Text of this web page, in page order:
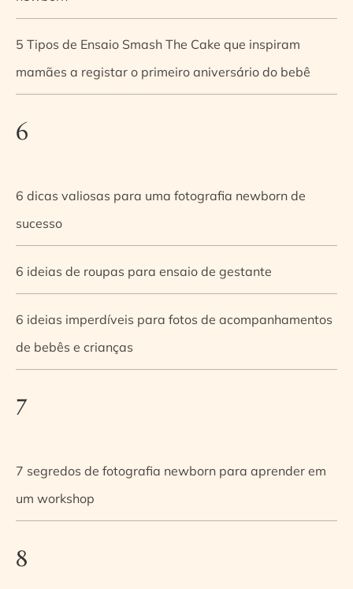
5 Tipos de Ensaio Smash The Cake que inspiram
mamães a registar o primeiro aniversário do bebê
6
6 dicas valiosas para uma fotografia newborn de
sucesso
6 ideias de roupas para ensaio de gestante
6 ideias imperdíveis para fotos de acompanhamentos
de bebês e crianças
7
7 segredos de fotografia newborn para aprender em
um workshop
8